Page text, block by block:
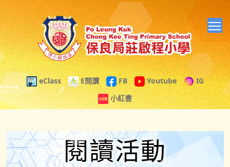
eClass E閱讀 FB Youtube
IG
小紅書
閱讀活動